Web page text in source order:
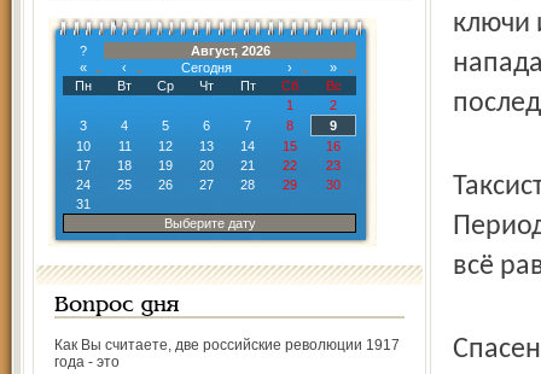
?
Август, 2026
«
‹ Сегодня ›
»
Пн
Вт Ср Чт Пт Сб
Вс
1
2
3
4 5 6 7 8
9
10
11 12 13 14 15
16
17
18 19 20 21 22
23
24
25 26 27 28 29
30
31
Выберите дату
Вопрос дня
Как Вы считаете, две российские революции 1917
года - это
ключи
всё